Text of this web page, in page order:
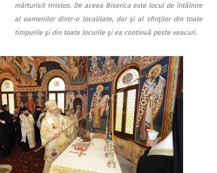
mărturisit Hristos. De aceea Biserica este locul de întâlnire
al oamenilor dintr-o localitate, dar şi al sfinţilor din toate
timpurile şi din toate locurile şi ea continuă peste veacuri.